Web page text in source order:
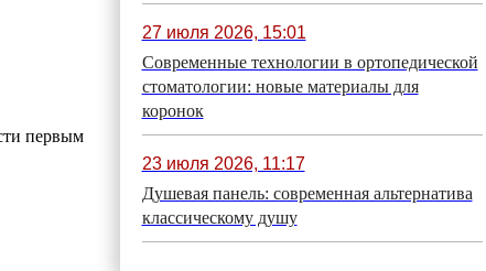
первым
27 июля 2026, 15:01
Современные технологии в ортопедической
стоматологии: новые материалы для
коронок
23 июля 2026, 11:17
Душевая панель: современная альтернатива
классическому душу